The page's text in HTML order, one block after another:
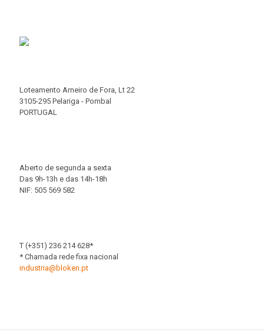
Loteamento Arneiro de Fora, Lt 22
3105-295 Pelariga - Pombal
PORTUGAL
Aberto de segunda a sexta
Das 9h-13h e das 14h-18h
NIF: 505 569 582
T (+351) 236 214 628*
* Chamada rede fixa nacional
industria@bloken.pt